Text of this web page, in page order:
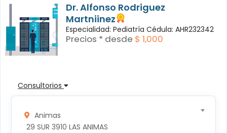
Dr. Alfonso Rodriguez
Martniinez
Especialidad: Pediatría Cédula: AHR232342
Precios * desde $ 1,000
Consultorios
Animas
29 SUR 3910 LAS ANIMAS